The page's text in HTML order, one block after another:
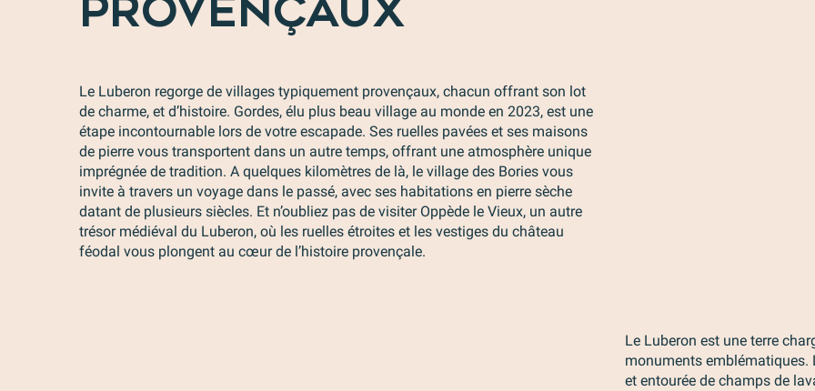
PROVENÇAUX
Le Luberon regorge de villages typiquement provençaux, chacun offrant son lot
de charme, et d’histoire. Gordes, élu plus beau village au monde en 2023, est une
étape incontournable lors de votre escapade. Ses ruelles pavées et ses maisons
de pierre vous transportent dans un autre temps, offrant une atmosphère unique
imprégnée de tradition. A quelques kilomètres de là, le village des Bories vous
invite à travers un voyage dans le passé, avec ses habitations en pierre sèche
datant de plusieurs siècles. Et n’oubliez pas de visiter Oppède le Vieux, un autre
trésor médiéval du Luberon, où les ruelles étroites et les vestiges du château
féodal vous plongent au cœur de l’histoire provençale.
Le Luberon est une terre
monuments emblématiques.
et entourée de champs de